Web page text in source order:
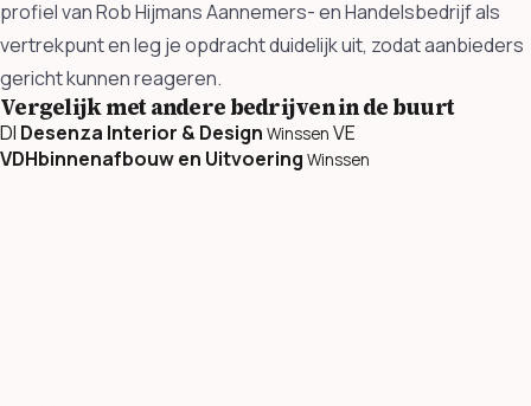
profiel van Rob Hijmans Aannemers- en Handelsbedrijf als
vertrekpunt en leg je opdracht duidelijk uit, zodat aanbieders
gericht kunnen reageren.
Vergelijk met andere bedrijven in de buurt
DI Desenza Interior & Design Winssen VE
VDHbinnenafbouw en Uitvoering Winssen